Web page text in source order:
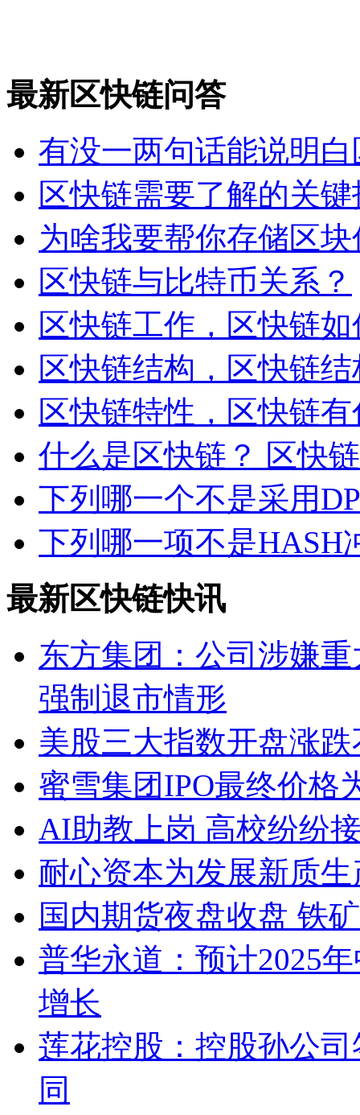
最新区快链问答
有没一两句话能说明
区快链需要了解的关
为啥我要帮你存储区
区快链与比特币关系？
区快链工作，区快链
区快链结构，区快链
区快链特性，区快链
什么是区快链？ 区快
下列哪一个不是采用
下列哪一项不是HASH
最新区快链快讯
东方集团：公司涉嫌
强制退市情形
美股三大指数开盘涨
蜜雪集团IPO最终价格
AI助教上岗 高校纷纷接
耐心资本为发展新质
国内期货夜盘收盘 铁
普华永道：预计2025
增长
莲花控股：控股孙公
同